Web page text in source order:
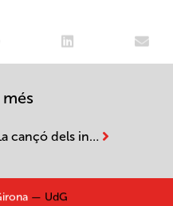
La cançó dels infants de La Vall d’En Bas – Ànana de La Vall d’en Bas
— UdG